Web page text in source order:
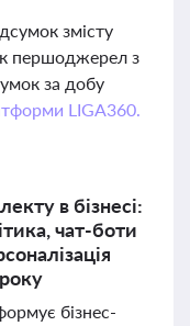
змісту
першоджерел з
за добу
LIGA360.
в бізнесі:
чат-боти
бізнес-